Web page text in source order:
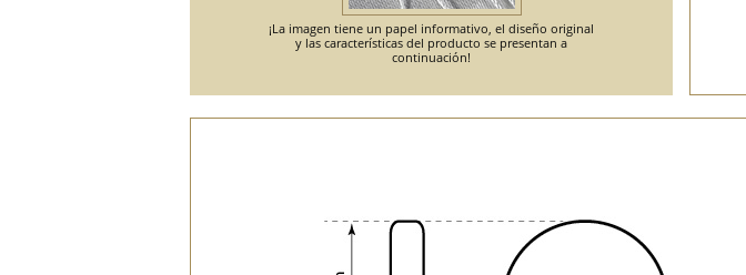
¡La imagen tiene un papel informativo, el diseño original
y las características del producto se presentan a
continuación!